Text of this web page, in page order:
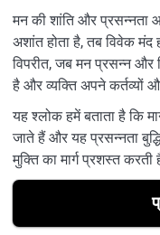
मन की शांति और प्रसन्नता
अशांत होता है, तब विवेक मंद
विपरीत, जब मन प्रसन्न और
है और व्यक्ति अपने कर्तव्यों
यह श्लोक हमें बताता है कि
जाते हैं और यह प्रसन्नता
मुक्ति का मार्ग प्रशस्त करती